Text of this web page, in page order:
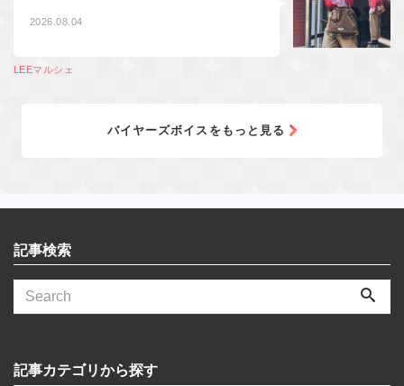
2026.08.04
LEEマルシェ
バイヤーズボイスをもっと見る
記事検索
記事カテゴリから探す